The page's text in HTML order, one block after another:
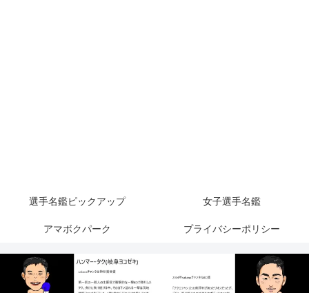
選手名鑑ピックアップ 女子選手名鑑
アマボクパーク プライバシーポリシー